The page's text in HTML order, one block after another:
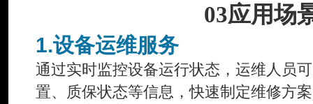
03应用场
1.设备运维服务
通过实时监控设备运行状态，运维人员
置、质保状态等信息，快速制定维修方